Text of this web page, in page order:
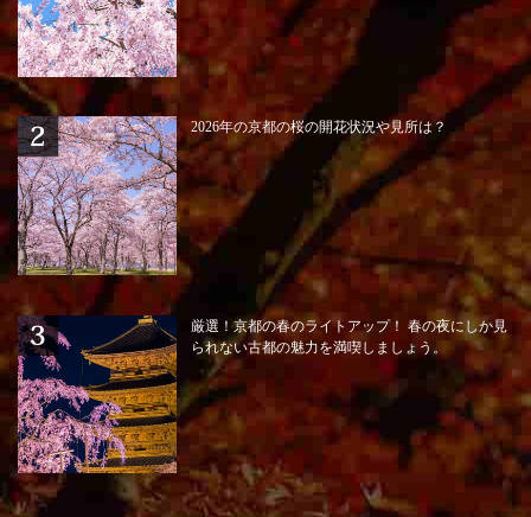
2026年の京都の桜の開花状況や見所は？
厳選！京都の春のライトアップ！ 春の夜にしか見
られない古都の魅力を満喫しましょう。